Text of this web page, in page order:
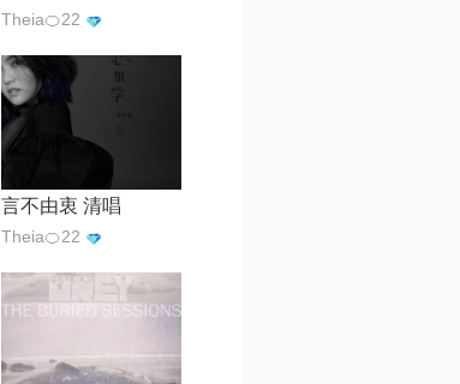
Theia🍊22
言不由衷 清唱
Theia🍊22